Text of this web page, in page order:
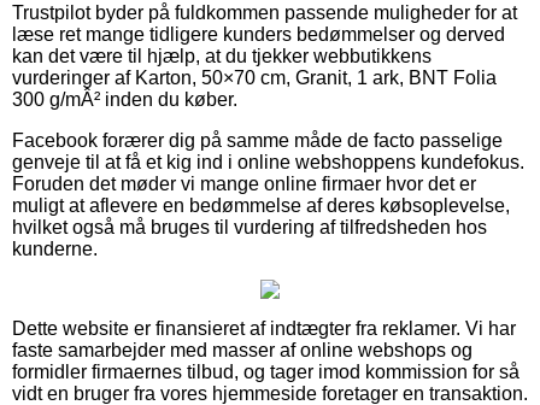
Trustpilot byder på fuldkommen passende muligheder for at
læse ret mange tidligere kunders bedømmelser og derved
kan det være til hjælp, at du tjekker webbutikkens
vurderinger af Karton, 50×70 cm, Granit, 1 ark, BNT Folia
300 g/mÂ² inden du køber.
Facebook forærer dig på samme måde de facto passelige
genveje til at få et kig ind i online webshoppens kundefokus.
Foruden det møder vi mange online firmaer hvor det er
muligt at aflevere en bedømmelse af deres købsoplevelse,
hvilket også må bruges til vurdering af tilfredsheden hos
kunderne.
Dette website er finansieret af indtægter fra reklamer. Vi har
faste samarbejder med masser af online webshops og
formidler firmaernes tilbud, og tager imod kommission for så
vidt en bruger fra vores hjemmeside foretager en transaktion.